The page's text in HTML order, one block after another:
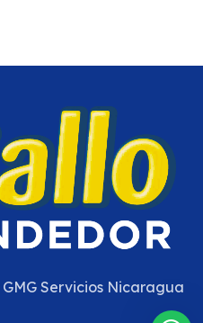
GMG Servicios Nicaragua